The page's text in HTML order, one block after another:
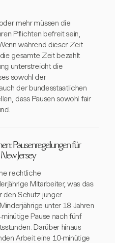
mehr müssen die
Pflichten befreit sein,
während dieser Zeit
gesamte Zeit bezahlt
unterstreicht die
sowohl der
der bundesstaatlichen
dass Pausen sowohl fair
Pausenregelungen für
Jersey
rechtliche
Mitarbeiter, was das
den Schutz junger
unter 18 Jahren
Pause nach fünf
Darüber hinaus
Arbeit eine 10-minütige